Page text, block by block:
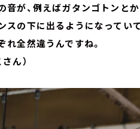
音が、例えばガタンゴトンと
スの下に出るようになってい
れ全然違うんですね。
ん）